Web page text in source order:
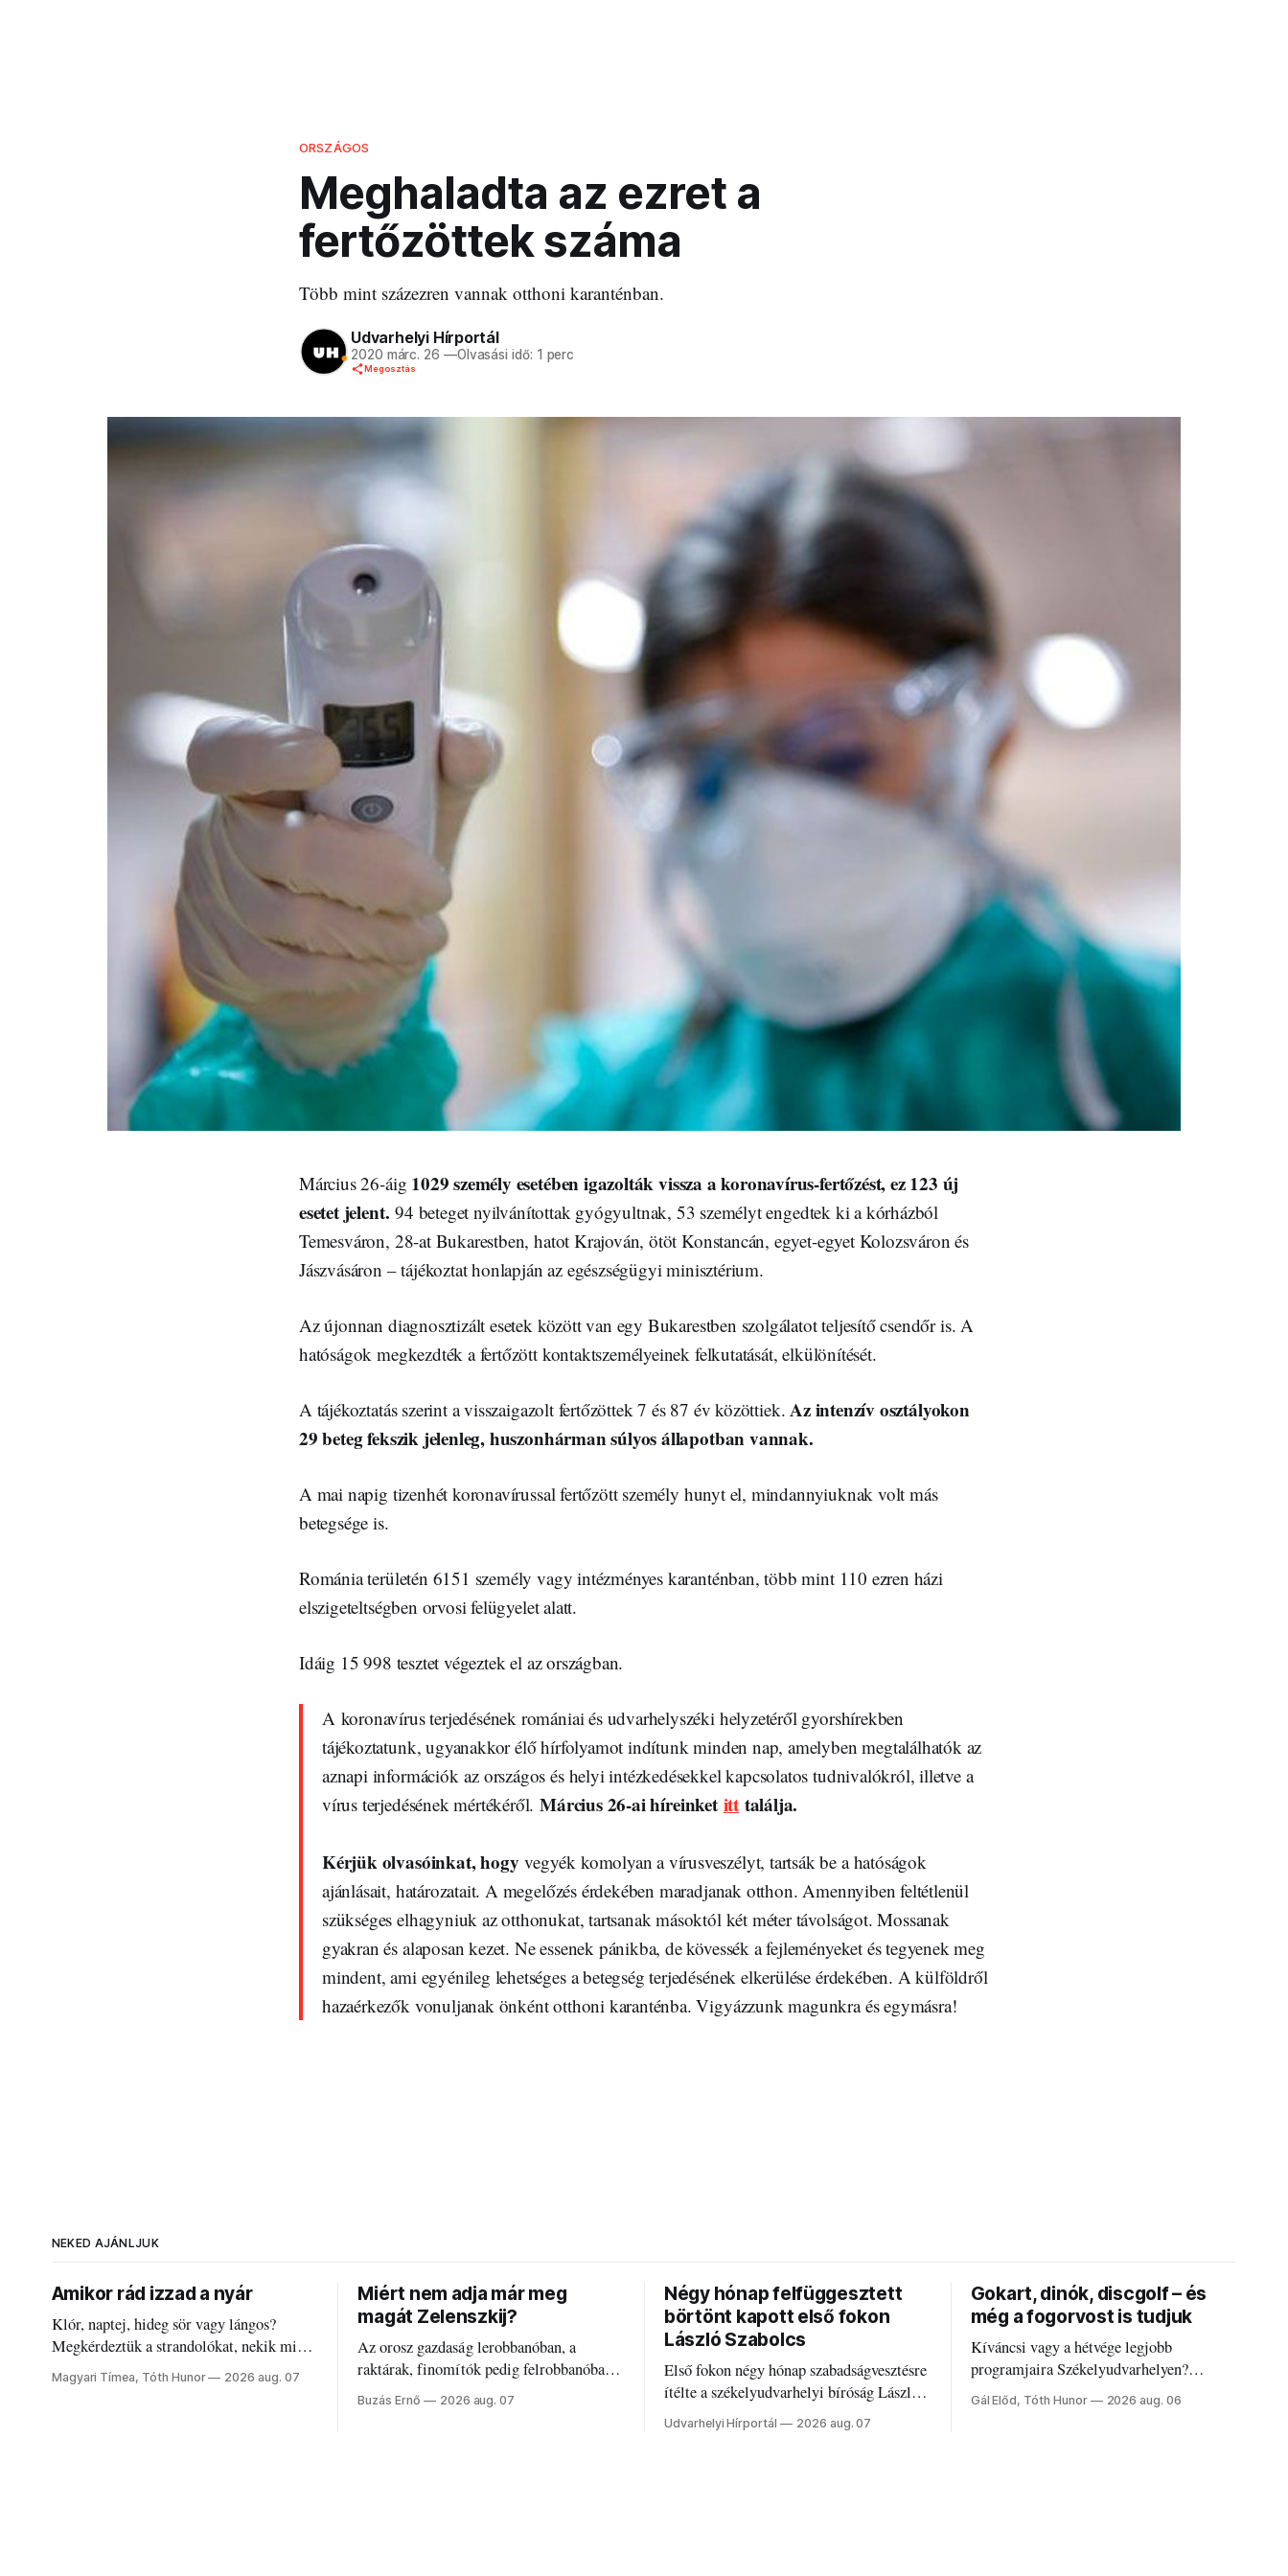
ORSZÁGOS
Meghaladta az ezret a
fertőzöttek száma
Több mint százezren vannak otthoni karanténban.
Udvarhelyi Hírportál
2020 márc. 26 —Olvasási idő: 1 perc
Megosztás
Március 26-áig 1029 személy esetében igazolták vissza a koronavírus-fertőzést, ez 123 új
esetet jelent. 94 beteget nyilvánítottak gyógyultnak, 53 személyt engedtek ki a kórházból
Temesváron, 28-at Bukarestben, hatot Krajován, ötöt Konstancán, egyet-egyet Kolozsváron és
Jászvásáron – tájékoztat honlapján az egészségügyi minisztérium.
Az újonnan diagnosztizált esetek között van egy Bukarestben szolgálatot teljesítő csendőr is. A
hatóságok megkezdték a fertőzött kontaktszemélyeinek felkutatását, elkülönítését.
A tájékoztatás szerint a visszaigazolt fertőzöttek 7 és 87 év közöttiek. Az intenzív osztályokon
29 beteg fekszik jelenleg, huszonhárman súlyos állapotban vannak.
A mai napig tizenhét koronavírussal fertőzött személy hunyt el, mindannyiuknak volt más
betegsége is.
Románia területén 6151 személy vagy intézményes karanténban, több mint 110 ezren házi
elszigeteltségben orvosi felügyelet alatt.
Idáig 15 998 tesztet végeztek el az országban.
A koronavírus terjedésének romániai és udvarhelyszéki helyzetéről gyorshírekben
tájékoztatunk, ugyanakkor élő hírfolyamot indítunk minden nap, amelyben megtalálhatók az
aznapi információk az országos és helyi intézkedésekkel kapcsolatos tudnivalókról, illetve a
vírus terjedésének mértékéről.Március 26-ai híreinket itt találja.
Kérjük olvasóinkat, hogyvegyék komolyan a vírusveszélyt, tartsák be a hatóságok
ajánlásait, határozatait. A megelőzés érdekében maradjanak otthon. Amennyiben feltétlenül
szükséges elhagyniuk az otthonukat, tartsanak másoktól két méter távolságot. Mossanak
gyakran és alaposan kezet. Ne essenek pánikba, de kövessék a fejleményeket és tegyenek meg
mindent, ami egyénileg lehetséges a betegség terjedésének elkerülése érdekében. A külföldről
hazaérkezők vonuljanak önként otthoni karanténba. Vigyázzunk magunkra és egymásra!
NEKED AJÁNLJUK
Amikor rád izzad a nyár
Klór, naptej, hideg sör vagy lángos?
Megkérdeztük a strandolókat, nekik mi
jelenti a nyarat, és hogyan bírják a
kánikulát.
Magyari Tímea, Tóth Hunor 2026 aug. 07
Miért nem adja már meg
magát Zelenszkij?
Az orosz gazdaság lerobbanóban, a
raktárak, finomítók pedig felrobbanóban.
Akárcsak az ukrán népharag, amikor
elégedetlen vezetőivel.
Buzás Ernő 2026 aug. 07
Négy hónap felfüggesztett
börtönt kapott első fokon
László Szabolcs
Első fokon négy hónap szabadságvesztésre
ítélte a székelyudvarhelyi bíróság László
Szabolcsot.
Udvarhelyi Hírportál 2026 aug. 07
Gokart, dinók, discgolf – és
még a fogorvost is tudjuk
Kíváncsi vagy a hétvége legjobb
programjaira Székelyudvarhelyen?
Nálunk megtalálod őket – sőt, ha baj van a
fogaddal, a fogorvosi ügyeletet is!
Gál Előd, Tóth Hunor 2026 aug. 06